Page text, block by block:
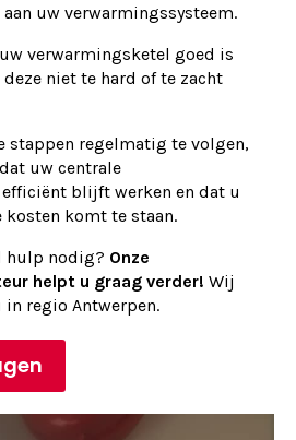
uw verwarmingssysteem.
verwarmingsketel goed is
niet te hard of te zacht
stappen regelmatig te volgen,
uw centrale
blijft werken en dat u
kosten komt te staan.
hulp nodig? Onze
helpt u graag verder! Wij
regio Antwerpen.